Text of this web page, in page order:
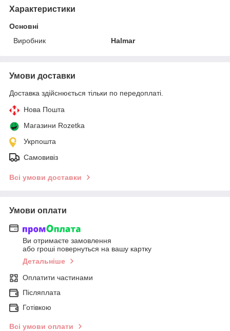
Характеристики
Основні
Виробник
Halmar
Умови доставки
Доставка здійснюється тільки по передоплаті.
Нова Пошта
Магазини Rozetka
Укрпошта
Самовивіз
Всі умови доставки
Умови оплати
Ви отримаєте замовлення
або гроші повернуться на вашу картку
Детальніше
Оплатити частинами
Післяплата
Готівкою
Всі умови оплати